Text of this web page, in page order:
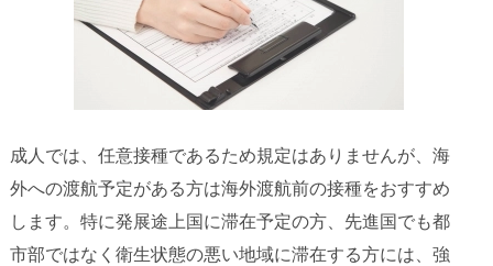
成人では、任意接種であるため規定はありませんが、海
外への渡航予定がある方は海外渡航前の接種をおすすめ
します。特に発展途上国に滞在予定の方、先進国でも都
市部ではなく衛生状態の悪い地域に滞在する方には、強